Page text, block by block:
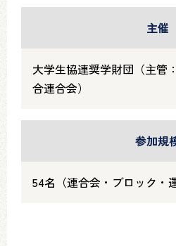
主催
大学生協連奨学財団（主管
合連合会）
参加規
54名（連合会・ブロック・